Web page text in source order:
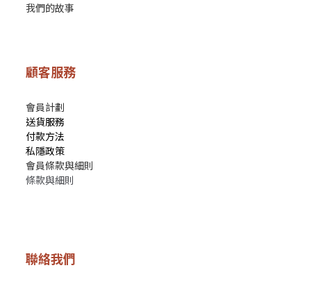
我們的故事
顧客服務
會員計劃
送貨服務
付款方法
私隱政策
會員條款與細則
條款與細則
聯絡我們